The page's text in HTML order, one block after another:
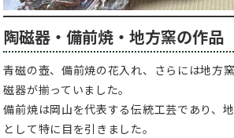
陶磁器・備前焼・地方窯の作品
青磁の壺、備前焼の花入れ、さらには地方
磁器が揃っていました。
備前焼は岡山を代表する伝統工芸であり、
として特に目を引きました。